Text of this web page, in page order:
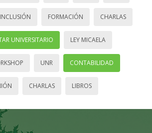
INCLUSIÓN FORMACIÓN CHARLAS
UNIVERSITARIO LEY MICAELA
UNR CONTABILIDAD
CHARLAS LIBROS